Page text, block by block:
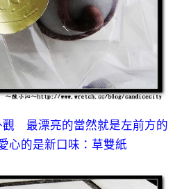
最漂亮的當然就是左前方的
心的是新口味：草雙紙